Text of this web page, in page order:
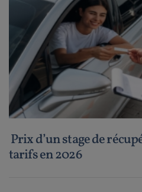
Prix d’un stage de
tarifs en 2026